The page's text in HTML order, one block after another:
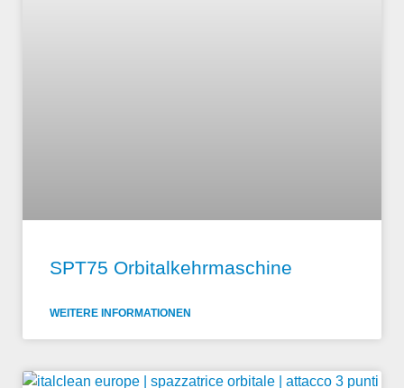
SPT75 Orbitalkehrmaschine
WEITERE INFORMATIONEN